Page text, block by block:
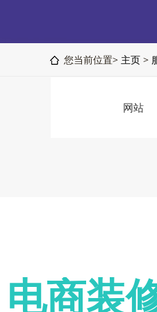
您当前位置> 主页 >
网站
电商装